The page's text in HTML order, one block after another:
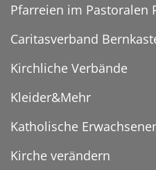
Pfarreien im Pastoralen
Caritasverband
Kirchliche Verbände
Kleider&Mehr
Katholische
Kirche verändern